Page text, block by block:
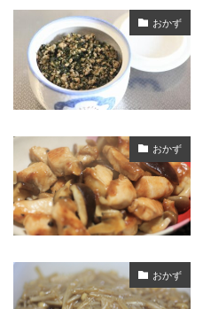
おかず
おかず
おかず